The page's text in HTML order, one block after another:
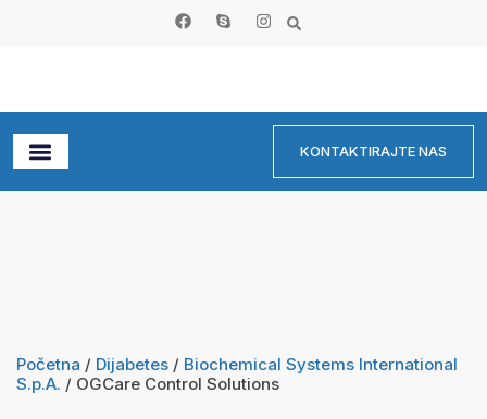
KONTAKTIRAJTE NAS
Početna / Dijabetes / Biochemical Systems International
S.p.A. / OGCare Control Solutions